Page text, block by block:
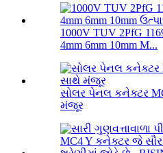
1000V TUV 2PfG
4mm 6mm 10mm M...
સોલર પેનલ કનેક્ટર
મંજૂર